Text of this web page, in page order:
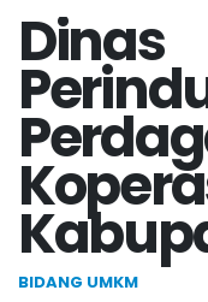
Dinas
BIDANG UMKM